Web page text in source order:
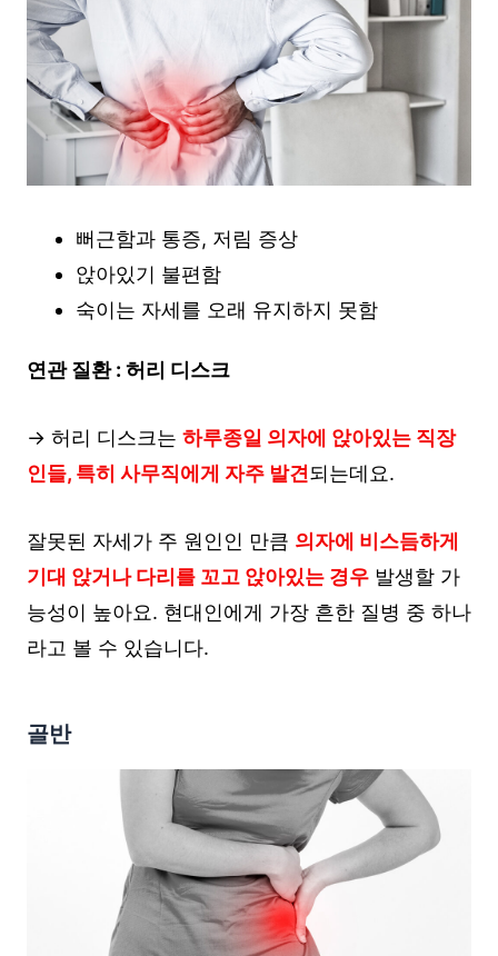
뻐근함과 통증, 저림 증상
앉아있기 불편함
숙이는 자세를 오래 유지하지 못함
연관 질환 : 허리 디스크
→ 허리 디스크는 하루종일 의자에 앉아있는 직장
인들, 특히 사무직에게 자주 발견 되는데요.
잘못된 자세가 주 원인인 만큼 의자에 비스듬하게
기대 앉거나 다리를 꼬고 앉아있는 경우 발생할 가
능성이 높아요. 현대인에게 가장 흔한 질병 중 하나
라고 볼 수 있습니다.
골반